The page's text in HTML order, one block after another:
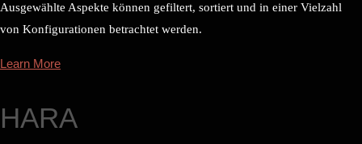
Ausgewählte Aspekte können gefiltert, sortiert und in einer Vielzahl
von Konfigurationen betrachtet werden.
Learn More
HARA